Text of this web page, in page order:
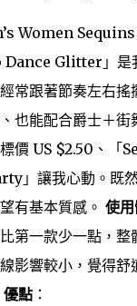
Women
Glitter」是
常跟著節奏左右搖
也能配合爵士＋街
標價 US $2.50、「
」讓我心動。既
有基本質感。 使
第一款少一點，整
影響較小，覺得舒
優點 ：